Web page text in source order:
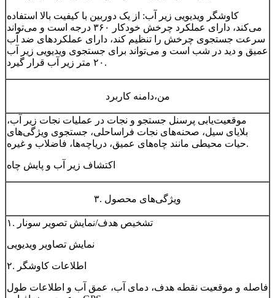
کاوشگر ویدیویی زیر آب: از یک دوربین با کیفیت بالا استفاده
می‌کند، دارای عملکرد چرخش خودکار ۳۶۰ درجه است و می‌تواند
سرعت جستجوی چرخش را تنظیم کند، دارای عملکردهای ضد آب
عمیق و دید در شب است و می‌تواند برای جستجوی ویدیویی زیر آب
۲۰ متر زیر آب قرار گیرد.
من،دامنه کاربرد
موقعیت‌یابی پرسنل جستجو و نجات در عملیات نجات زیر آب،
بلایای سیل، صحنه‌های نجات فراساحلی، جستجوی ویژگی‌های
حیات محیطی مانند چاه‌های عمیق، دریاچه‌ها، فاضلاب و غیره.
اکتشاف زیر آب و پایش چاه
۳. ویژگی‌های محصول
۱. تشخیص هدف/نمایش تصویر سونار
نمایش تصاویر ویدیویی
۲. اطلاعات کاوشگر
فاصله و موقعیت نقطه هدف، دمای آب، عمق آب و اطلاعات طول